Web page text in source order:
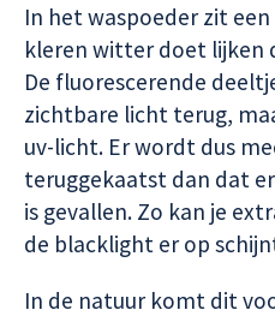
In het waspoeder zit
kleren witter doet lijken
De fluorescerende
zichtbare licht terug,
uv-licht. Er wordt dus
teruggekaatst dan dat
is gevallen. Zo kan je
de blacklight er op
In de natuur komt dit